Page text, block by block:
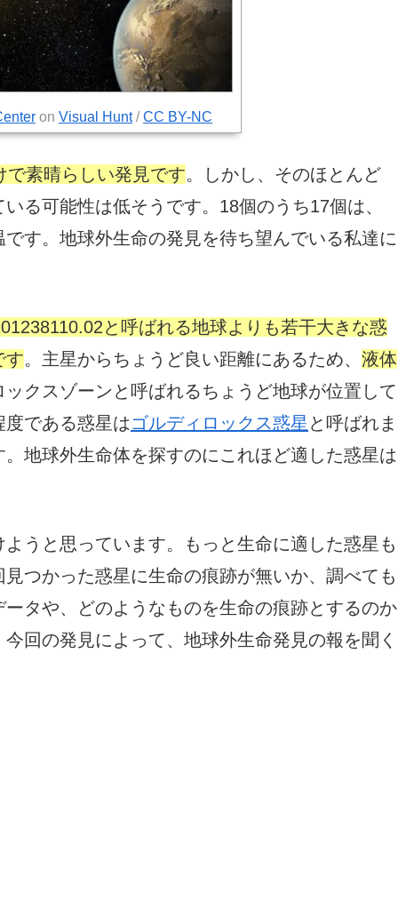
on Visual Hunt/CC BY-NC
で素晴らしい発見です。しかし、そのほとんど
る可能性は低そうです。18個のうち17個は、
す。地球外生命の発見を待ち望んでいる私達に
と呼ばれる地球よりも若干大きな惑
す。主星からちょうど良い距離にあるため、 液体
ックスゾーンと呼ばれるちょうど地球が位置して
である惑星はゴルディロックス惑星 と呼ばれま
地球外生命体を探すのにこれほど適した惑星は
うと思っています。もっと生命に適した惑星も
つかった惑星に生命の痕跡が無いか、調べても
タや、どのようなものを生命の痕跡とするのか
回の発見によって、地球外生命発見の報を聞く